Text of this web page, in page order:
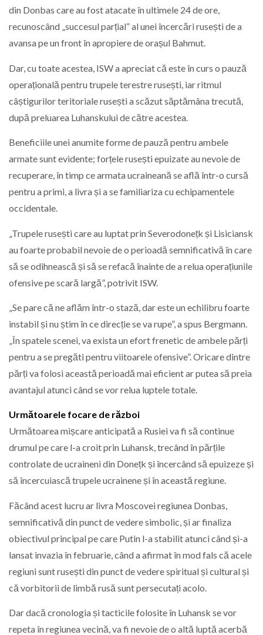
din Donbas care au fost atacate în ultimele 24 de ore,
recunoscând „succesul parțial” al unei încercări rusești de a
avansa pe un front în apropiere de orașul Bahmut.
Dar, cu toate acestea, ISW a apreciat că este în curs o pauză
operațională pentru trupele terestre rusești, iar ritmul
câștigurilor teritoriale rusești a scăzut săptămâna trecută,
după preluarea Luhanskului de către acestea.
Beneficiile unei anumite forme de pauză pentru ambele
armate sunt evidente; forțele rusești epuizate au nevoie de
recuperare, în timp ce armata ucraineană se află într-o cursă
pentru a primi, a livra și a se familiariza cu echipamentele
occidentale.
„Trupele rusești care au luptat prin Severodonețk și Lisiciansk
au foarte probabil nevoie de o perioadă semnificativă în care
să se odihnească și să se refacă înainte de a relua operațiunile
ofensive pe scară largă”, potrivit ISW.
„Se pare că ne aflăm într-o stază, dar este un echilibru foarte
instabil și nu știm în ce direcție se va rupe”, a spus Bergmann.
„În spatele scenei, va exista un efort frenetic de ambele părți
pentru a se pregăti pentru viitoarele ofensive”. Oricare dintre
părți va folosi această perioadă mai eficient ar putea să preia
avantajul atunci când se vor relua luptele totale.
Următoarele focare de război
Următoarea mișcare anticipată a Rusiei va fi să continue
drumul pe care l-a croit prin Luhansk, trecând în părțile
controlate de ucraineni din Donețk și încercând să epuizeze și
să încercuiască trupele ucrainene și în această regiune.
Făcând acest lucru ar livra Moscovei regiunea Donbas,
semnificativă din punct de vedere simbolic, și ar finaliza
obiectivul principal pe care Putin l-a stabilit atunci când și-a
lansat invazia în februarie, când a afirmat în mod fals că acele
regiuni sunt rusești din punct de vedere spiritual și cultural și
că vorbitorii de limbă rusă sunt persecutați acolo.
Dar dacă cronologia și tacticile folosite în Luhansk se vor
repeta în regiunea vecină, va fi nevoie de o altă luptă acerbă